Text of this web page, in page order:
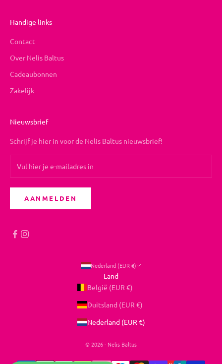
Handige links
Contact
Over Nelis Baltus
Cadeaubonnen
Zakelijk
Nieuwsbrief
Schrijf je hier in voor de Nelis Baltus nieuwsbrief!
AANMELDEN
Nederland (EUR €)
Land
België (EUR €)
Duitsland (EUR €)
Nederland (EUR €)
© 2026 - Nelis Baltus